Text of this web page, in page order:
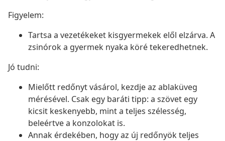
Figyelem:
Tartsa a vezetékeket kisgyermekek elől elzárva. A
zsinórok a gyermek nyaka köré tekeredhetnek.
Jó tudni:
Mielőtt redőnyt vásárol, kezdje az ablaküveg
mérésével. Csak egy baráti tipp: a szövet egy
kicsit keskenyebb, mint a teljes szélesség,
beleértve a konzolokat is.
Annak érdekében, hogy az új redőnyök teljes